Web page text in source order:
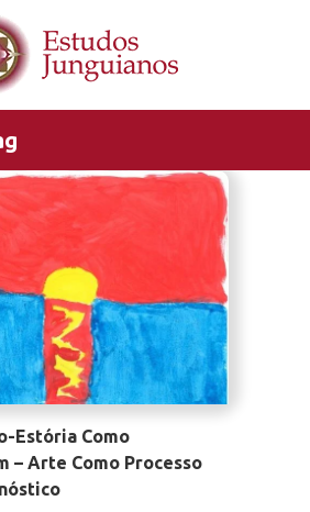
Estória Como
– Arte Como Processo